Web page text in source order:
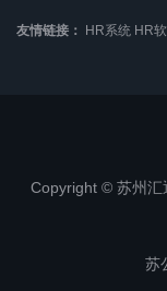
友情链接： HR系统 HR
Copyright © 苏州汇
苏